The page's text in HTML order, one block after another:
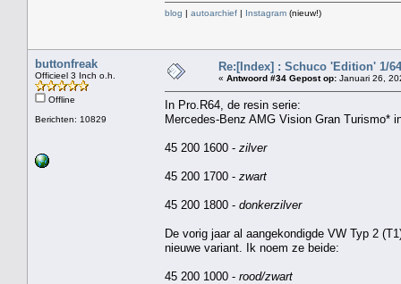
blog | autoarchief | Instagram (nieuw!)
buttonfreak
Officieel 3 Inch o.h.
Offline
Berichten: 10829
Re:[Index] : Schuco 'Edition' 1/
« Antwoord #34 Gepost op: Januari 26,
In Pro.R64, de resin serie:
Mercedes-Benz AMG Vision Gran Turismo*
45 200 1600 - zilver
45 200 1700 - zwart
45 200 1800 - donkerzilver
De vorig jaar al aangekondigde VW Typ 2
nieuwe variant. Ik noem ze beide:
45 200 1000 - rood/zwart